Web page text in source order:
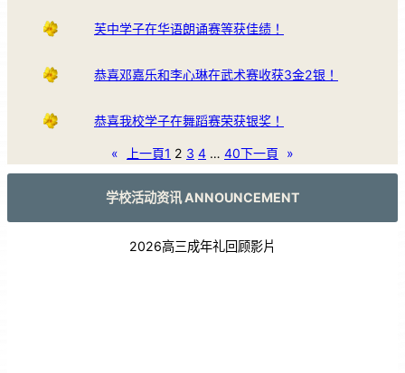
芙中学子在华语朗诵赛等获佳绩！
恭喜邓嘉乐和李心琳在武术赛收获3金2银！
恭喜我校学子在舞蹈赛荣获银奖！
« 上一頁1 2 3 4 … 40下一頁 »
学校活动资讯 ANNOUNCEMENT
2026高三成年礼回顾影片